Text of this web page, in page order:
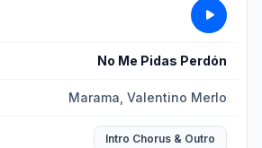
No Me Pidas Perdón
Marama, Valentino Merlo
Intro Chorus & Outro